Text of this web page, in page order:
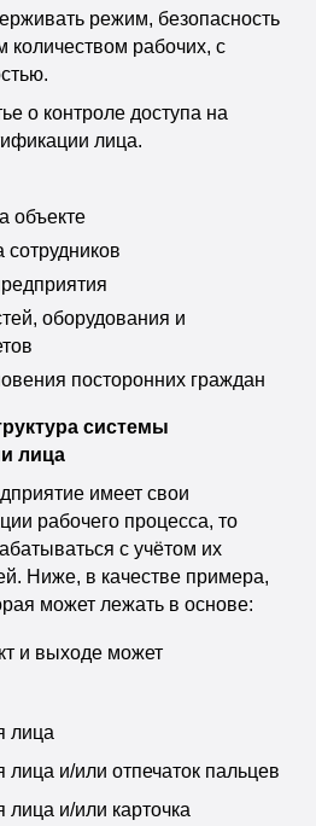
режим, безопасность
количеством рабочих, с
о контроле доступа на
лица.
объекте
сотрудников
оборудования и
посторонних граждан
системы
лица
имеет свои
рабочего процесса, то
с учётом их
Ниже, в качестве примера,
может лежать в основе:
и выходе может
лица
и/или отпечаток пальцев
и/или карточка